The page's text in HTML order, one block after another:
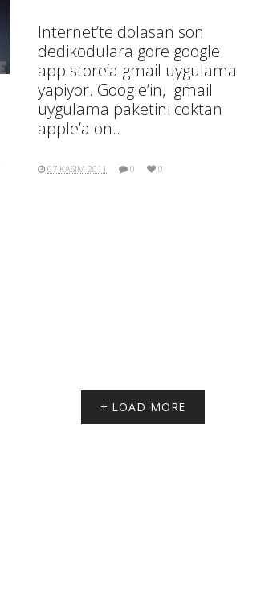
Internet’te dolasan son
dedikodulara gore google
app store’a gmail uygulama
yapiyor. Google’in, gmail
uygulama paketini coktan
apple’a on..
07 KASIM 2011 0 0
+ LOAD MORE